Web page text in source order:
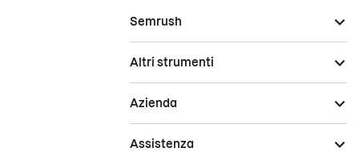
Semrush
Altri strumenti
Azienda
Assistenza